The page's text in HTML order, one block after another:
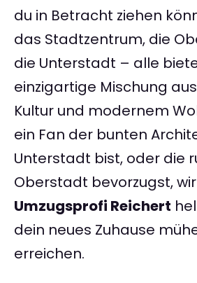
du in Betracht ziehen
das Stadtzentrum, die
die Unterstadt – alle
einzigartige Mischung
Kultur und modernem
ein Fan der bunten
Unterstadt bist, oder die
Oberstadt bevorzugst,
Umzugsprofi Reichert
dein neues Zuhause
erreichen.